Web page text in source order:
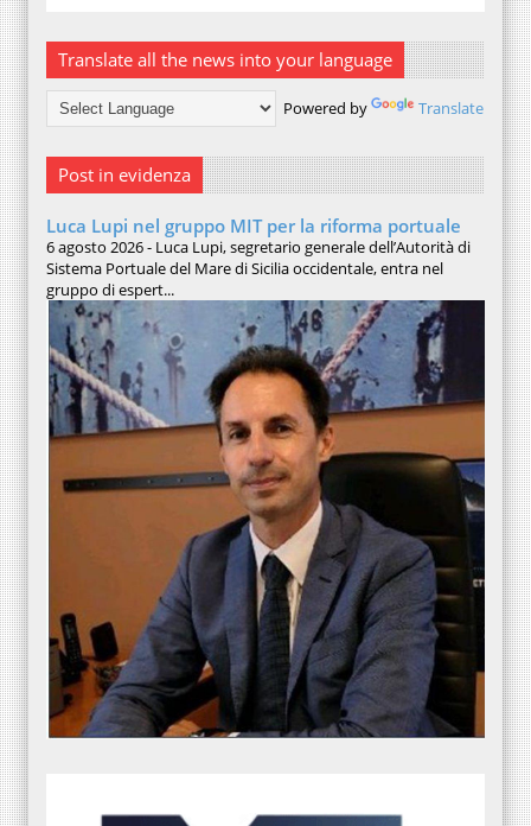
Translate all the news into your language
Powered by Translate
Post in evidenza
Luca Lupi nel gruppo MIT per la riforma portuale
6 agosto 2026 - Luca Lupi, segretario generale dell’Autorità di
Sistema Portuale del Mare di Sicilia occidentale, entra nel
gruppo di espert...